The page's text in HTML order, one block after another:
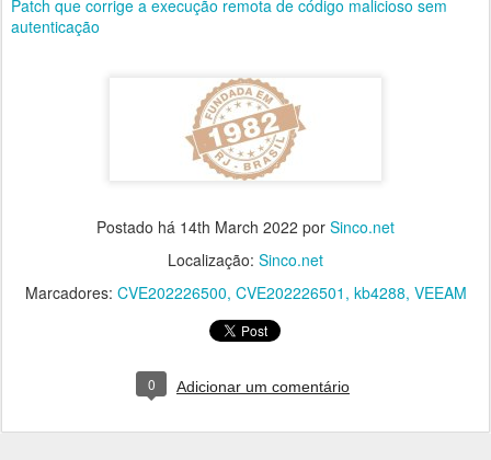
Patch que corrige a execução remota de código malicioso sem
autenticação
Postado há 14th March 2022 por Sinco.net
Localização: Sinco.net
Marcadores: CVE202226500 CVE202226501 kb4288 VEEAM
0 Adicionar um comentário